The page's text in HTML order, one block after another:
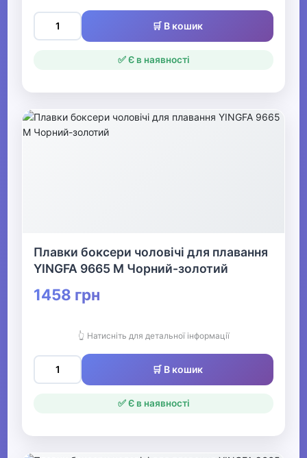
🛒 В кошик
✅ Є в наявності
Плавки боксери чоловічі для плавання
YINGFA 9665 M Чорний-золотий
1458 грн
👆 Натисніть для детальної інформації
🛒 В кошик
✅ Є в наявності